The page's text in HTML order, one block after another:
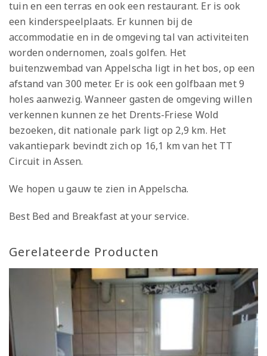
tuin en een terras en ook een restaurant. Er is ook
een kinderspeelplaats. Er kunnen bij de
accommodatie en in de omgeving tal van activiteiten
worden ondernomen, zoals golfen. Het
buitenzwembad van Appelscha ligt in het bos, op een
afstand van 300 meter. Er is ook een golfbaan met 9
holes aanwezig. Wanneer gasten de omgeving willen
verkennen kunnen ze het Drents-Friese Wold
bezoeken, dit nationale park ligt op 2,9 km. Het
vakantiepark bevindt zich op 16,1 km van het TT
Circuit in Assen.
We hopen u gauw te zien in Appelscha.
Best Bed and Breakfast at your service.
Gerelateerde Producten